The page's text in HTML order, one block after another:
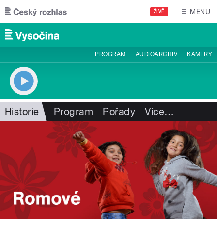
Přejít k hlavnímu obsahu
ŽIVĚ MENU
PROGRAM AUDIOARCHIV KAMERY
Historie Program Pořady Více…